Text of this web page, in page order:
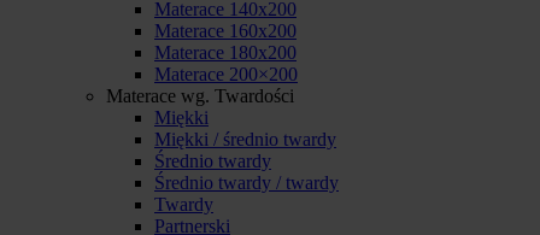
Materace 140x200
Materace 160x200
Materace 180x200
Materace 200×200
Materace wg. Twardości
Miękki
Miękki / średnio twardy
Średnio twardy
Średnio twardy / twardy
Twardy
Partnerski